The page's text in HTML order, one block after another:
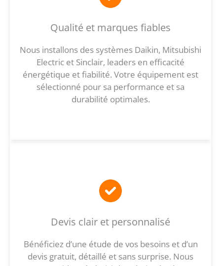
Qualité et marques fiables
Nous installons des systèmes Daikin, Mitsubishi
Electric et Sinclair, leaders en efficacité
énergétique et fiabilité. Votre équipement est
sélectionné pour sa performance et sa
durabilité optimales.
Devis clair et personnalisé
Bénéficiez d’une étude de vos besoins et d’un
devis gratuit, détaillé et sans surprise. Nous